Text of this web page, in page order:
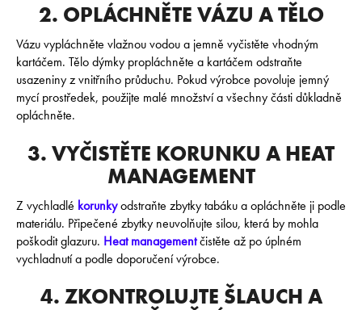
2. OPLÁCHNĚTE VÁZU A TĚLO
Vázu vypláchněte vlažnou vodou a jemně vyčistěte vhodným
kartáčem. Tělo dýmky propláchněte a kartáčem odstraňte
usazeniny z vnitřního průduchu. Pokud výrobce povoluje jemný
mycí prostředek, použijte malé množství a všechny části důkladně
opláchněte.
3. VYČISTĚTE KORUNKU A HEAT
MANAGEMENT
Z vychladlé korunkyodstraňte zbytky tabáku a opláchněte ji podle
materiálu. Připečené zbytky neuvolňujte silou, která by mohla
poškodit glazuru. Heat managementčistěte až po úplném
vychladnutí a podle doporučení výrobce.
4. ZKONTROLUJTE ŠLAUCH A
HLEDAT
D
o
p
u
j
e
m